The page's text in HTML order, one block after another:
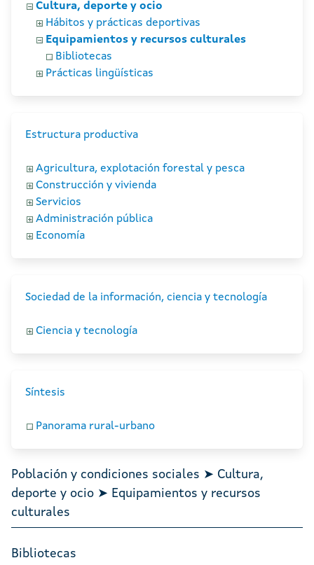
Cultura, deporte y ocio
Hábitos y prácticas deportivas
Equipamientos y recursos culturales
Bibliotecas
Prácticas lingüísticas
Estructura productiva
Agricultura, explotación forestal y pesca
Construcción y vivienda
Servicios
Administración pública
Economía
Sociedad de la información, ciencia y tecnología
Ciencia y tecnología
Síntesis
Panorama rural-urbano
Población y condiciones sociales ➤ Cultura,
deporte y ocio ➤ Equipamientos y recursos
culturales
Bibliotecas